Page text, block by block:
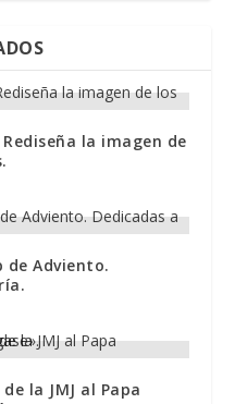
la imagen de
de Adviento.
la JMJ al Papa